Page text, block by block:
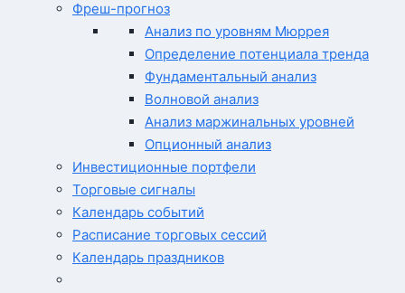
Фреш-прогноз
Анализ по уровням Мюррея
Определение потенциала тренда
Фундаментальный анализ
Волновой анализ
Анализ маржинальных уровней
Опционный анализ
Инвестиционные портфели
Торговые сигналы
Календарь событий
Расписание торговых сессий
Календарь праздников